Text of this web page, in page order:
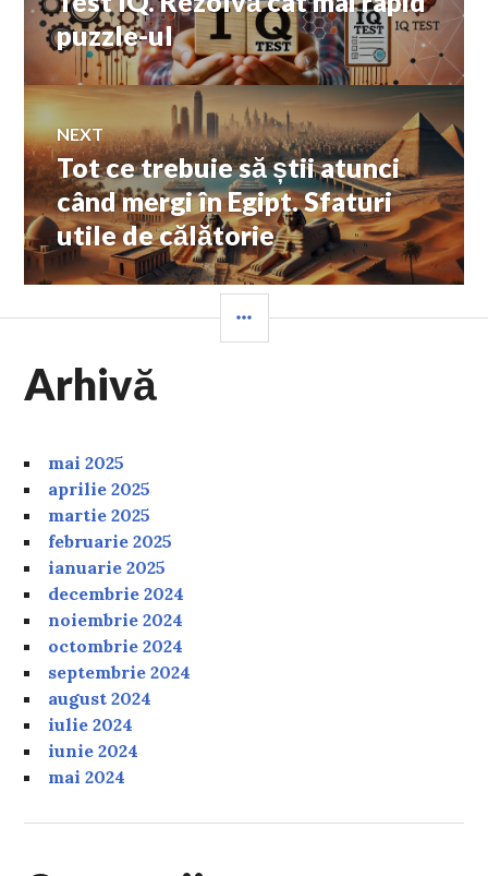
în
articole
post:
puzzle-ul
NEXT
Next
post:
Tot ce trebuie să știi atunci
când mergi în Egipt. Sfaturi
utile de călătorie
Arhivă
mai 2025
aprilie 2025
martie 2025
februarie 2025
ianuarie 2025
decembrie 2024
noiembrie 2024
octombrie 2024
septembrie 2024
august 2024
iulie 2024
iunie 2024
mai 2024